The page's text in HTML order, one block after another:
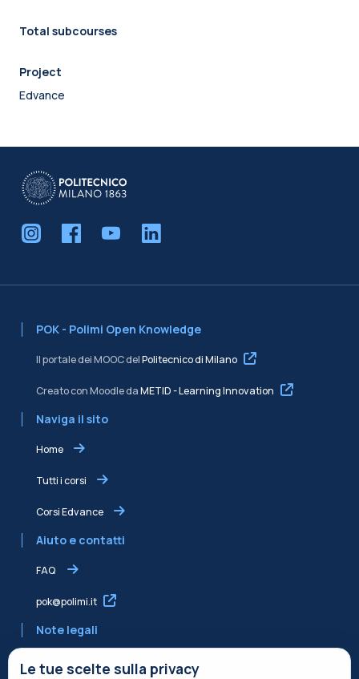
Total subcourses
Project
Edvance
POK - Polimi Open Knowledge
Il portale dei MOOC delPolitecnico di Milano
Creato con Moodle daMETID - Learning Innovation
Naviga il sito
Home
Tutti i corsi
Corsi Edvance
Aiuto e contatti
FAQ
pok@polimi.it
Note legali
Le tue scelte sulla privacy